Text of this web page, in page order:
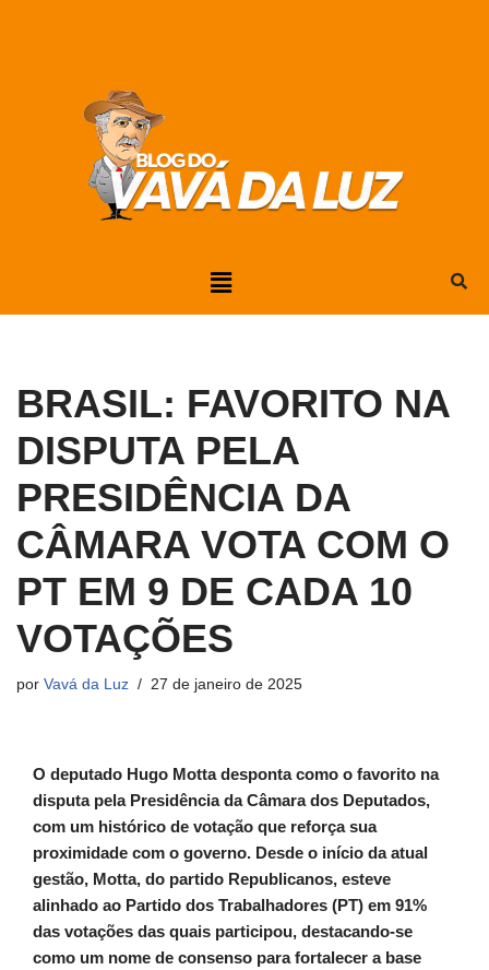
BRASIL: FAVORITO NA
DISPUTA PELA
PRESIDÊNCIA DA
CÂMARA VOTA COM O
PT EM 9 DE CADA 10
VOTAÇÕES
por Vavá da Luz 27 de janeiro de 2025
O deputado Hugo Motta desponta como o favorito na
disputa pela Presidência da Câmara dos Deputados,
com um histórico de votação que reforça sua
proximidade com o governo. Desde o início da atual
gestão, Motta, do partido Republicanos, esteve
alinhado ao Partido dos Trabalhadores (PT) em 91%
das votações das quais participou, destacando-se
como um nome de consenso para fortalecer a base